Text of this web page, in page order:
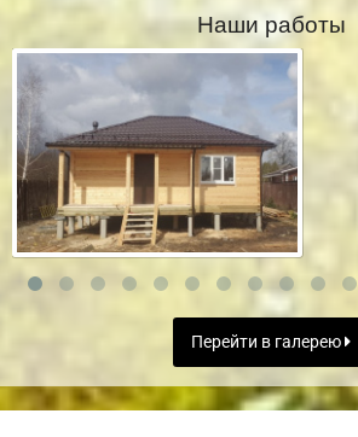
Наши работы
Перейти в галерею